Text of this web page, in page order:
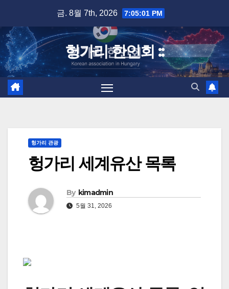
content
금. 8월 7th, 2026 7:05:02 PM
헝가리 한인회 ::
헝가리 관광
헝가리 세계유산 목록
By kimadmin
5월 31, 2026